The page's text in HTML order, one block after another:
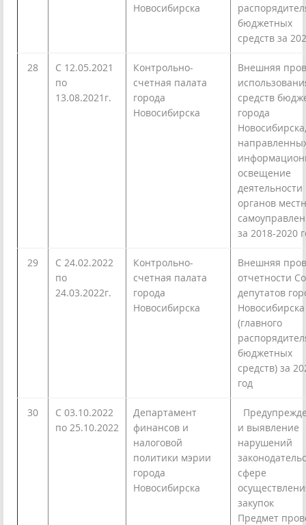
Новосибирска
бюджетных
средств за
28
C 12.05.2021
по
13.08.2021г.
Контрольно-
счетная палата
города
Новосибирска
Внешняя
средств
города
Новосибирска,
освещение
деятельности
органов
за 2018-2020
29
С 24.02.2022
по
24.03.2022г.
Контрольно-
счетная палата
города
Новосибирска
Внешняя
отчетности
депутатов
Новосибирска
(главного
бюджетных
средств) за
год
30
С 03.10.2022
по 25.10.2022
Департамент
финансов и
налоговой
политики мэрии
города
Новосибирска
и выявление
нарушений
сфере
закупок
Предмет